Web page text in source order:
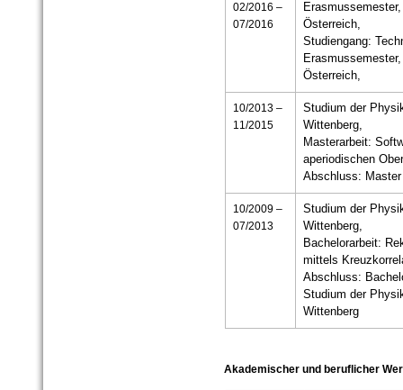
02/2016 –
07/2016
Österreich,
Studiengang:
Österreich,
10/2013 –
11/2015
Studium der
Wittenberg,
Masterarbeit:
aperiodischen
Abschluss:
10/2009 –
07/2013
Studium der
Wittenberg,
Bachelorarbeit:
mittels
Abschluss:
Studium der
Wittenberg
Akademischer und beruflicher